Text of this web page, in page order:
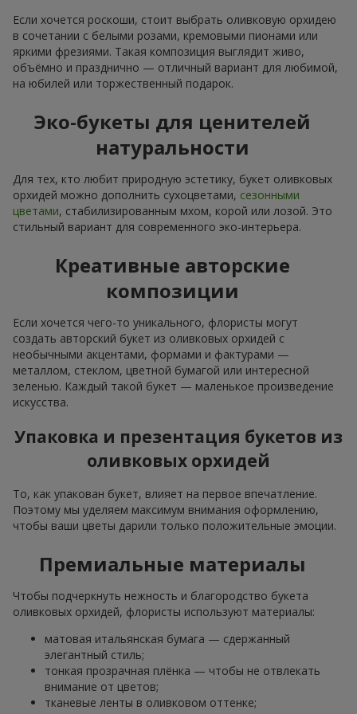
Если хочется роскоши, стоит выбрать оливковую орхидею
в сочетании с белыми розами, кремовыми пионами или
яркими фрезиями. Такая композиция выглядит живо,
объёмно и празднично — отличный вариант для любимой,
на юбилей или торжественный подарок.
Эко-букеты для ценителей
натуральности
Для тех, кто любит природную эстетику, букет оливковых
орхидей можно дополнить сухоцветами, сезонными
цветами, стабилизированным мхом, корой или лозой. Это
стильный вариант для современного эко-интерьера.
Креативные авторские
композиции
Если хочется чего-то уникального, флористы могут
создать авторский букет из оливковых орхидей с
необычными акцентами, формами и фактурами —
металлом, стеклом, цветной бумагой или интересной
зеленью. Каждый такой букет — маленькое произведение
искусства.
Упаковка и презентация букетов из
оливковых орхидей
То, как упакован букет, влияет на первое впечатление.
Поэтому мы уделяем максимум внимания оформлению,
чтобы ваши цветы дарили только положительные эмоции.
Премиальные материалы
Чтобы подчеркнуть нежность и благородство букета
оливковых орхидей, флористы используют материалы:
матовая итальянская бумага — сдержанный
элегантный стиль;
тонкая прозрачная плёнка — чтобы не отвлекать
внимание от цветов;
тканевые ленты в оливковом оттенке;